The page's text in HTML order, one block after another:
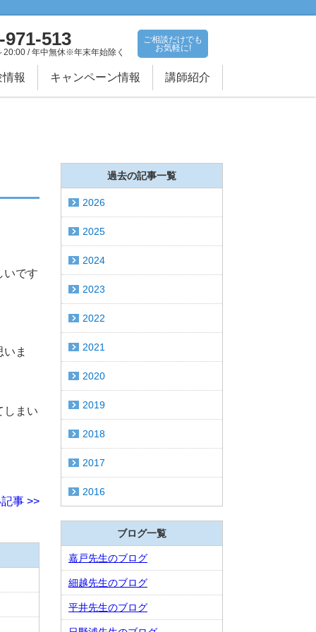
971-513
20:00 / 年中無休※年末年始除く
ご相談だけでも
お気軽に!
報 キャンペーン情報 講師紹介
いです
ま
しまい
事 >>
過去の記事一覧
2026
2025
2024
2023
2022
2021
2020
2019
2018
2017
2016
ブログ一覧
嘉戸先生のブログ
細越先生のブログ
平井先生のブログ